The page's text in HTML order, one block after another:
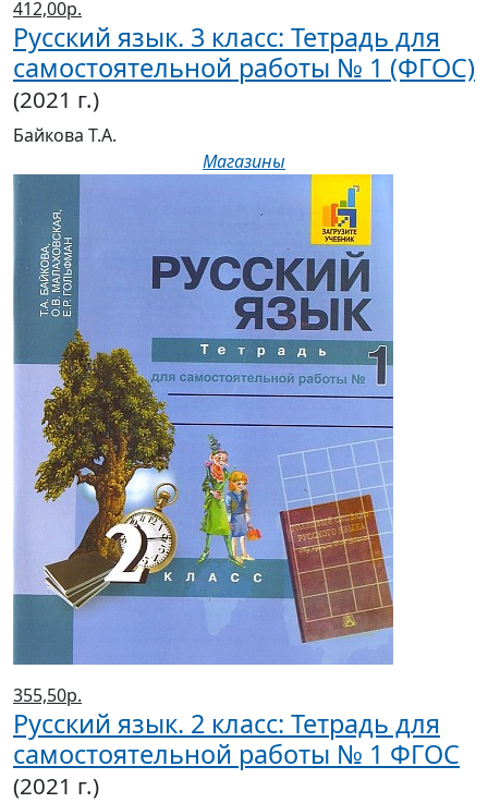
самостоятельной работы № 1 (ФГОС)
(2021 г.)
Байкова Т.А.
355,50р.
Русский язык. 2 класс: Тетрадь для
самостоятельной работы № 1 ФГОС
(2021 г.)
Байкова Т.А.